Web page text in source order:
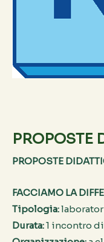
PROPOSTE
PROPOSTE
FACCIAMO LA
Tipologia:
Durata:1 incontro di